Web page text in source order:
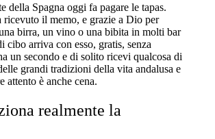
della Spagna oggi fa pagare le tapas.
ricevuto il memo, e grazie a Dio per
birra, un vino o una bibita in molti bar
cibo arriva con esso, gratis, senza
un secondo e di solito ricevi qualcosa di
grandi tradizioni della vita andalusa e
attento è anche cena.
realmente la